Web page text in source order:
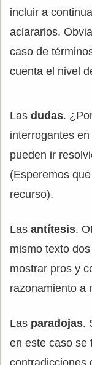
incluir a
aclararlos.
caso de
cuenta el nivel
Las dudas.
interrogantes
pueden ir
(Esperemos
recurso).
Las antítesis.
mismo texto
mostrar pros y
razonamiento a
Las paradojas.
en este caso se
contradicciones